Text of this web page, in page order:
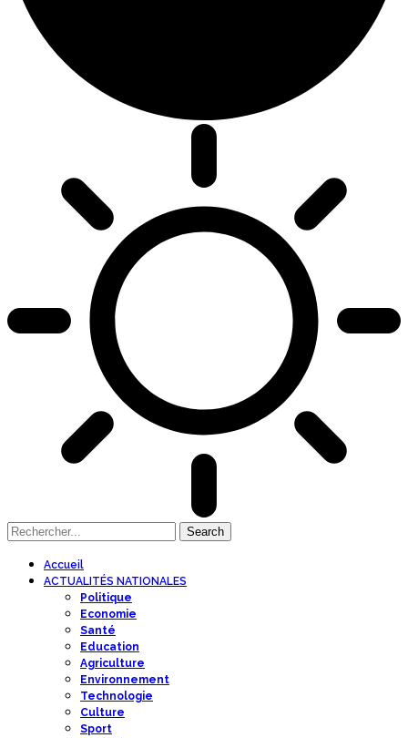
Accueil
ACTUALITÉS NATIONALES
Politique
Economie
Santé
Education
Agriculture
Environnement
Technologie
Culture
Sport